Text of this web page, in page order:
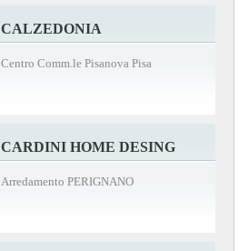
CALZEDONIA
Centro Comm.le Pisanova Pisa
CARDINI HOME DESING
Arredamento PERIGNANO